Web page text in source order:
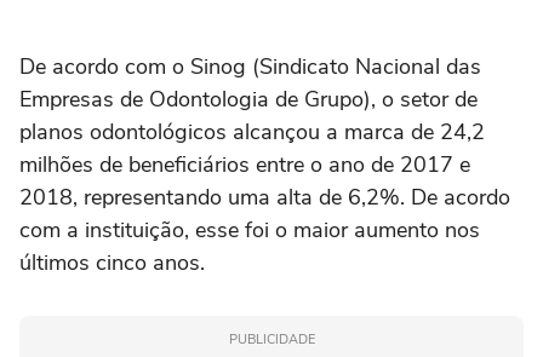
De acordo com o Sinog (Sindicato Nacional das
Empresas de Odontologia de Grupo), o setor de
planos odontológicos alcançou a marca de 24,2
milhões de beneficiários entre o ano de 2017 e
2018, representando uma alta de 6,2%. De acordo
com a instituição, esse foi o maior aumento nos
últimos cinco anos.
PUBLICIDADE